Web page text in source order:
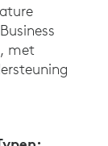
met